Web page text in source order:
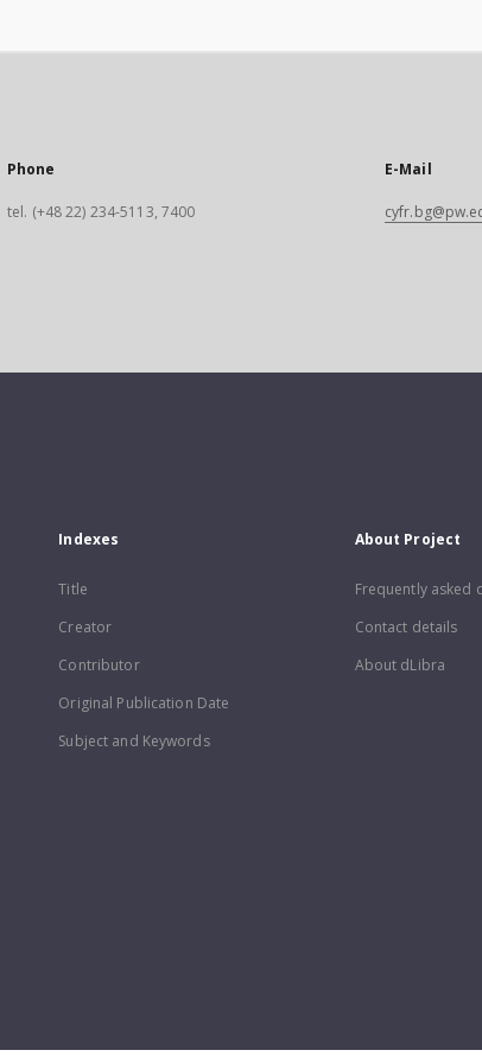
Phone
tel. (+48 22) 234-5113, 7400
E-Mail
Indexes
Title
Creator
Contributor
Original Publication Date
Subject and Keywords
About Project
Frequently asked
Contact details
About dLibra